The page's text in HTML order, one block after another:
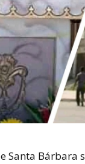
Santa Bárbara